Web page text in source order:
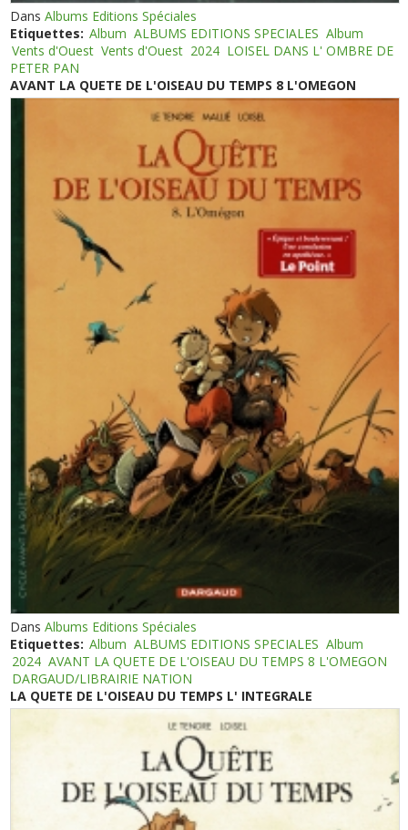
DansAlbums Editions Spéciales
Etiquettes: Album ALBUMS EDITIONS SPECIALES Album
Vents d'Ouest Vents d'Ouest 2024 LOISEL DANS L' OMBRE DE
PETER PAN
AVANT LA QUETE DE L'OISEAU DU TEMPS 8 L'OMEGON
DansAlbums Editions Spéciales
Etiquettes: Album ALBUMS EDITIONS SPECIALES Album
2024 AVANT LA QUETE DE L'OISEAU DU TEMPS 8 L'OMEGON
DARGAUD/LIBRAIRIE NATION
LA QUETE DE L'OISEAU DU TEMPS L' INTEGRALE